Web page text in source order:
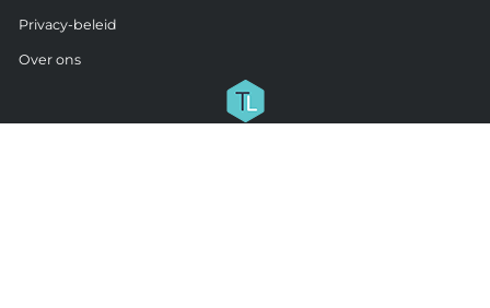
Privacy-beleid
Over ons